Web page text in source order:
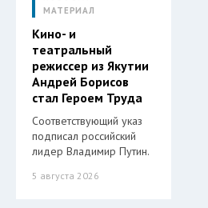
МАТЕРИАЛ
Кино- и
театральный
режиссер из Якутии
Андрей Борисов
стал Героем Труда
Соответствующий указ
подписал российский
лидер Владимир Путин.
5 августа 2026